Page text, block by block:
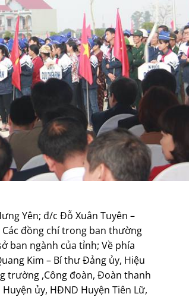
Yên; đ/c Đỗ Xuân Tuyên –
đồng chí trong ban thường
ban ngành của tỉnh; Về phía
Kim – Bí thư Đảng ủy, Hiệu
trường ,Công đoàn, Đoàn thanh
ủy, HĐND Huyện Tiên Lữ,